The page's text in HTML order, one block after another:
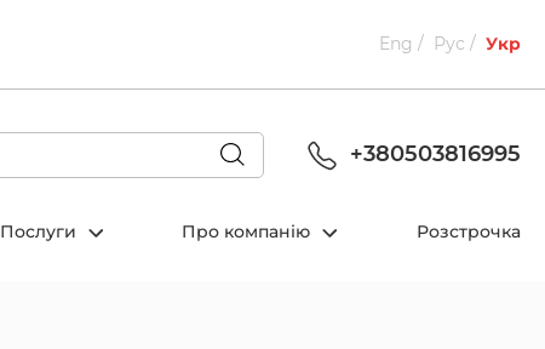
Eng Рус Укр
+380503816995
Послуги Про компанію Розстрочка